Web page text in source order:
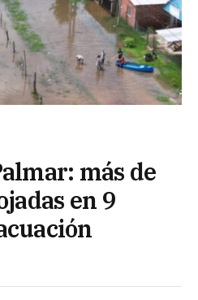
más de
en 9